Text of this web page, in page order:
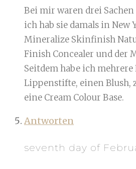
Bei mir waren drei
ich hab sie damals in New
Mineralize Skinfinish
Finish Concealer und der
Seitdem habe ich
Lippenstifte, einen Blush,
eine Cream Colour Base.
Antworten
seventh day of